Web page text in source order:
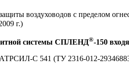
воздуховодов с пределом
г.)
системы СПЛЕНД®-150
С 541 (ТУ 2316-012-